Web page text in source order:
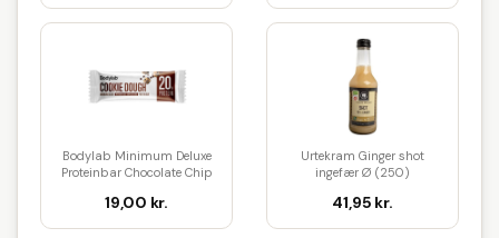
Bodylab Minimum Deluxe
Proteinbar Chocolate Chip
19,00 kr.
Urtekram Ginger shot
ingefær Ø (250)
41,95 kr.